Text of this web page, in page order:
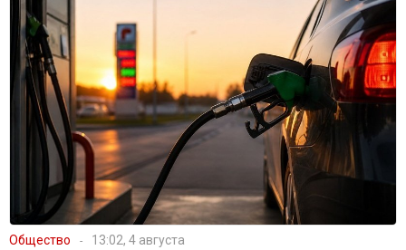
Общество 13:02, 4 августа